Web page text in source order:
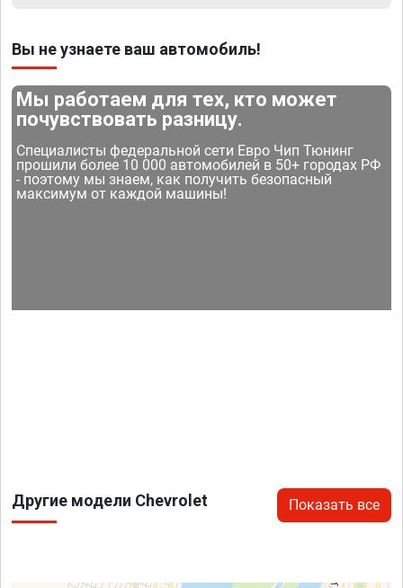
Вы не узнаете ваш автомобиль!
Мы работаем для тех, кто может
почувствовать разницу.
Специалисты федеральной сети Евро Чип Тюнинг
прошили более 10 000 автомобилей в 50+ городах РФ
- поэтому мы знаем, как получить безопасный
максимум от каждой машины!
Другие модели Chevrolet Показать все